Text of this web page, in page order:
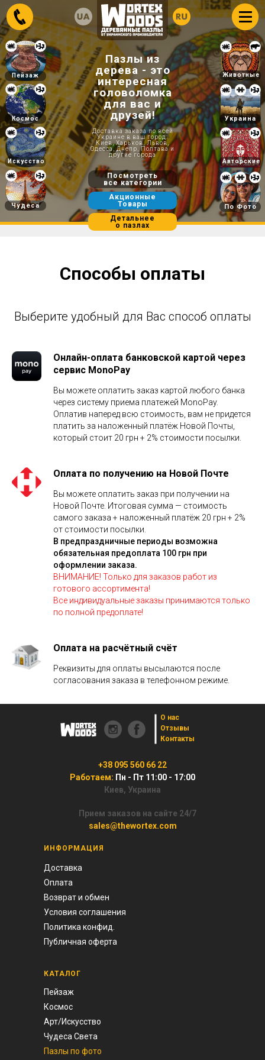
Посмотреть
все категории
Акционные
Товары
Пазлы из
дерева - это
интересная
головоломка
для вас и
друзей!
Доставка заказа по всей
Украине в ваш город:
Киев, Харьков, Львов,
Одесса, Днепр, Полтава и
другие города
По Фото
Украина
Пейзаж
Чудеса
Космос
Искусство Авторские
Животные
Детальнее
о пазлах
Способы оплаты
Выберите удобный для Вас способ оплаты
Онлайн-оплата банковской картой через
сервис MonoPay
Вы можете оплатить заказ картой любого банка
через систему приема платежей MonoPay.
Оплатив наперед всю стоимость, вам не придется
платить за наложенный платёж Новой Почты,
который стоит 20 грн + 2% стоимости посылки.
Оплата по получению на Новой Почте
Вы можете оплатить заказ при получении на
Новой Почте. Итоговая сумма — стоимость
самого заказа + наложенный платёж 20 грн + 2%
от стоимости посылки.
В предпраздничные периоды возможна
обязательная предоплата 100 грн при
оформлении заказа.
ВНИМАНИЕ! Только для заказов работ из
готового ассортимента!
Все индивидуальные заказы принимаются только
по полной предоплате!
Оплата на расчётный счёт
Реквизиты для оплаты высылаются после
согласования заказа в телефонном режиме.
ИНФОРМАЦИЯ
Доставка
Оплата
Возврат и обмен
Условия соглашения
Политика конфид.
Публичная оферта
КАТАЛОГ
Пейзаж
Космос
Арт/Искусство
Чудеса Света
Пазлы по фото
+38 095 560 66 22
Работаем: Пн - Пт 11:00 - 17:00
Киев, Украина
Прием заказов на сайте 24/7
sales@thewortex.com
О нас
Отзывы
Контакты